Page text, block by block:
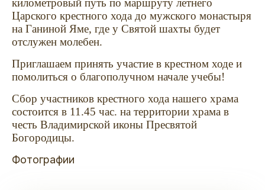
Царского крестного хода до мужского монастыря
на Ганиной Яме, где у Святой шахты будет
отслужен молебен.
Приглашаем принять участие в крестном ходе и
помолиться о благополучном начале учебы!
Сбор участников крестного хода нашего храма
состоится в 11.45 час. на территории храма в
честь Владимирской иконы Пресвятой
Богородицы.
Фотографии